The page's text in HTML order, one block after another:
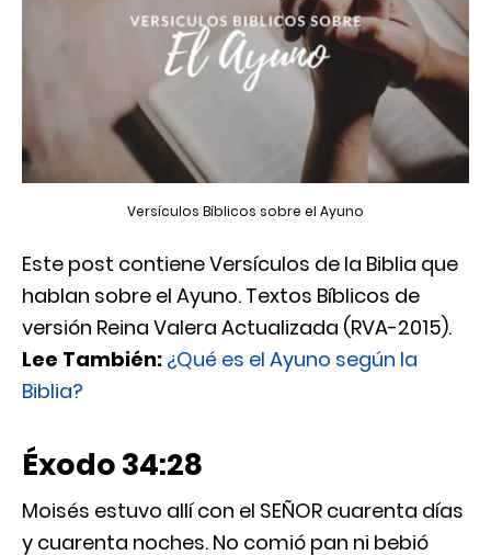
Versículos Bíblicos sobre el Ayuno
Este post contiene Versículos de la Biblia que
hablan sobre el Ayuno. Textos Bíblicos de
versión Reina Valera Actualizada (RVA-2015).
Lee También: ¿Qué es el Ayuno según la
Biblia?
Éxodo 34:28
Moisés estuvo allí con el SEÑOR cuarenta días
y cuarenta noches. No comió pan ni bebió